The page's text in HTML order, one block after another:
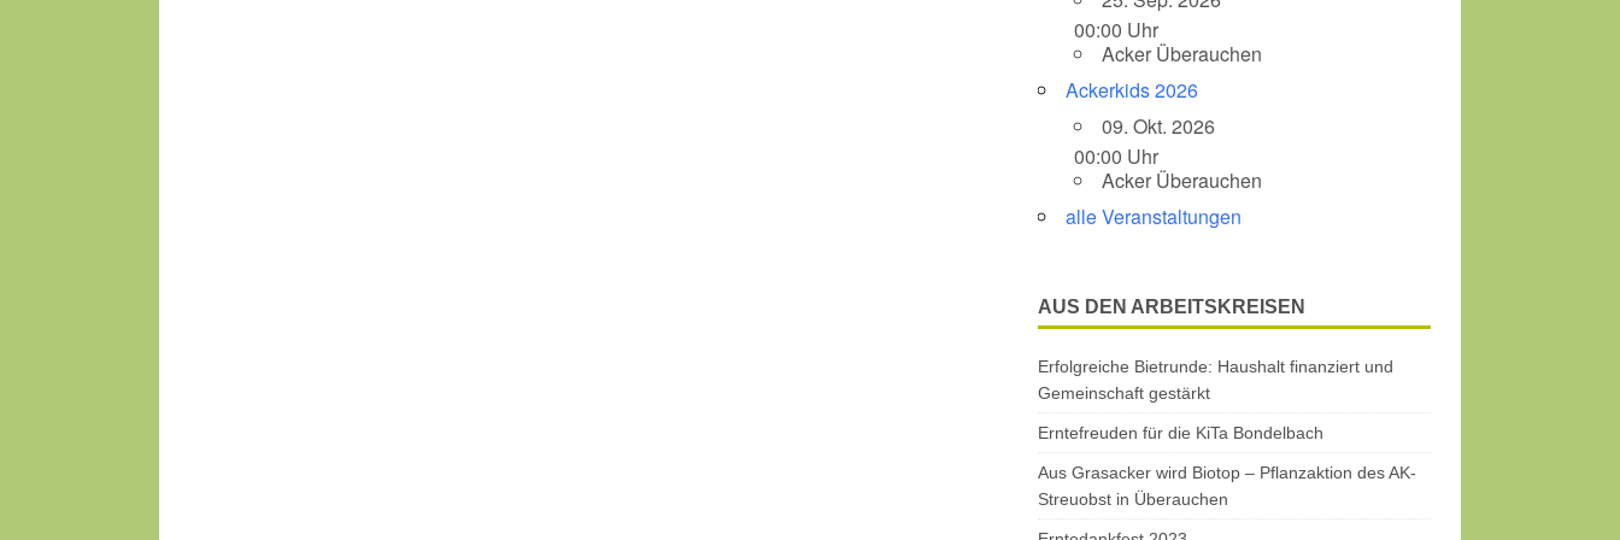
00:00 Uhr
Acker Überauchen
Ackerkids 2026
09. Okt. 2026
00:00 Uhr
Acker Überauchen
alle Veranstaltungen
AUS DEN ARBEITSKREISEN
Erfolgreiche Bietrunde: Haushalt finanziert und
Gemeinschaft gestärkt
Erntefreuden für die KiTa Bondelbach
Aus Grasacker wird Biotop – Pflanzaktion des AK-
Streuobst in Überauchen